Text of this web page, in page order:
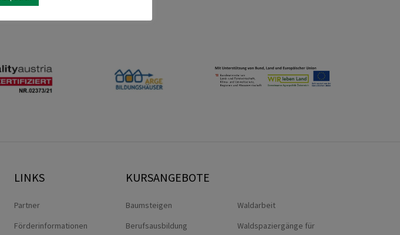
LINKS
Partner
Förderinformationen
KURSANGEBOTE
Baumsteigen
Berufsausbildung
Waldarbeit
Waldspaziergänge für